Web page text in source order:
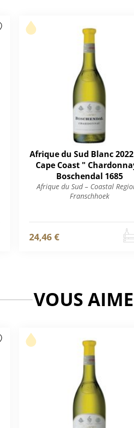
Afrique du Sud Blanc
Cape Coast "
Boschendal 1685
Afrique du Sud – Coastal
Franschhoek
24,46 €
VOUS